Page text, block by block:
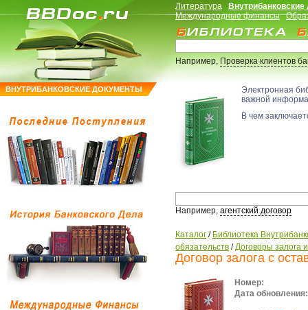
ВНУТРИБАНКОВСКИЕ ДОКУМЕНТЫ
Литература
Международные финансы
Например,Проверка клиентов
Электронная
важной
В чем
Например, агентский договор
Каталог / Библиотека
обязательств /Договоры залога
Договор залога с
Номер:
Дата обновления: